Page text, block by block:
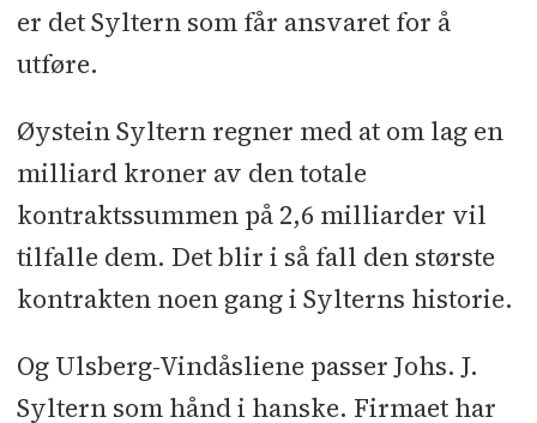
er det Syltern som får ansvaret for å
utføre.
Øystein Syltern regner med at om lag en
milliard kroner av den totale
kontraktssummen på 2,6 milliarder vil
tilfalle dem. Det blir i så fall den største
kontrakten noen gang i Sylterns historie.
Og Ulsberg-Vindåsliene passer Johs. J.
Syltern som hånd i hanske. Firmaet har